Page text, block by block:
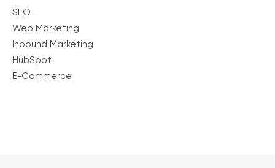
SEO
Web Marketing
Inbound Marketing
HubSpot
E-Commerce